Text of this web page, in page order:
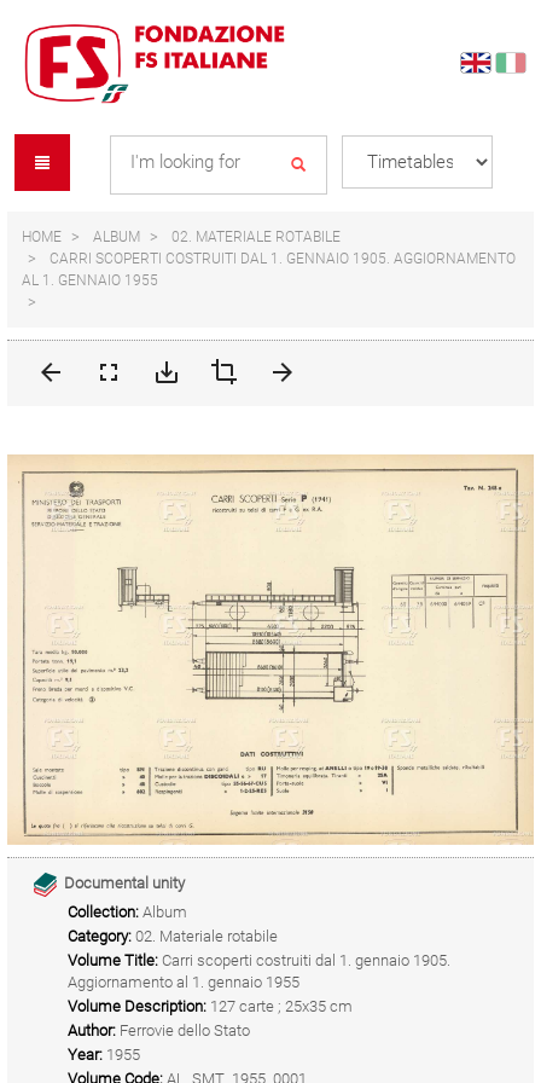
content
navigation
menu
HOME ALBUM
02. MATERIALE ROTABILE
CARRI SCOPERTI COSTRUITI DAL 1. GENNAIO 1905. AGGIORNAMENTO
AL 1. GENNAIO 1955
Documental unity
Collection: Album
Category: 02. Materiale rotabile
Volume Title: Carri scoperti costruiti dal 1. gennaio 1905.
Aggiornamento al 1. gennaio 1955
Volume Description: 127 carte ; 25x35 cm
Author: Ferrovie dello Stato
Year: 1955
Volume Code: AL_SMT_1955_0001